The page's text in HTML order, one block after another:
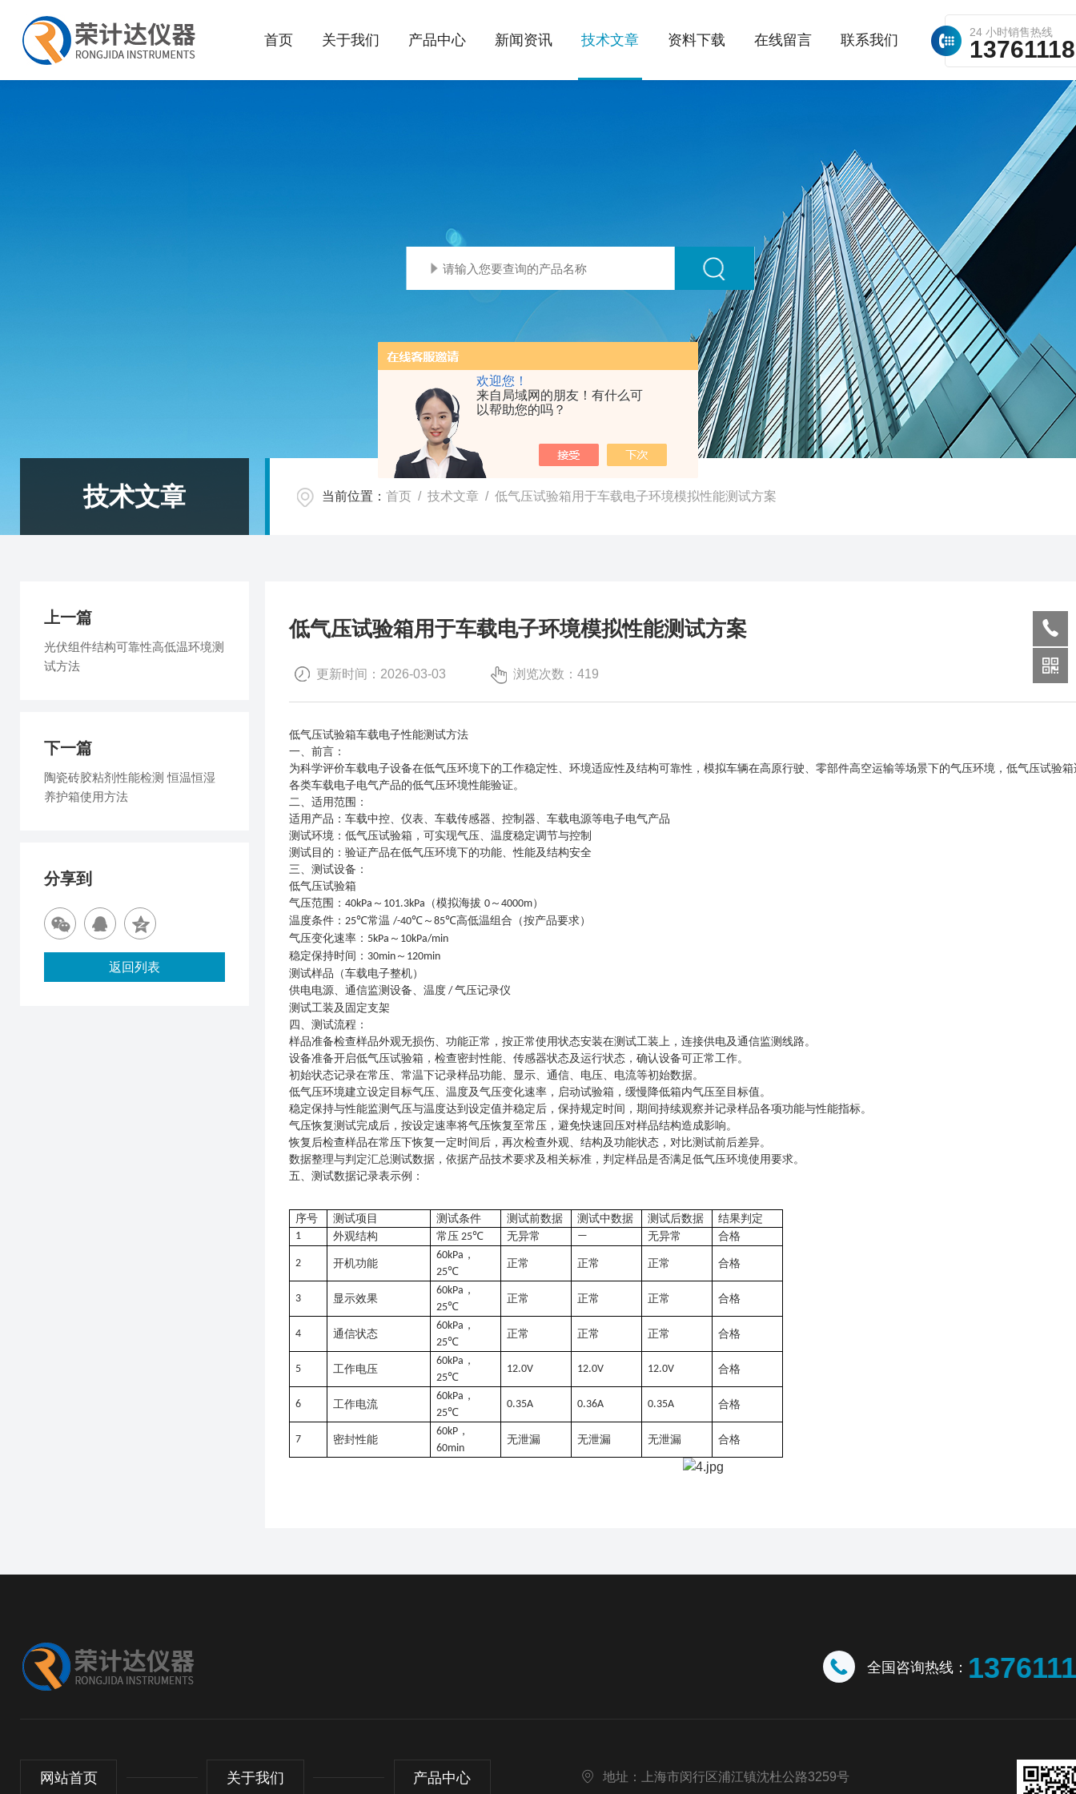
欢迎您！
来自局域网的朋友！有什么可
以帮助您的吗？
24 小时销售热线
首页 关于我们 产品中心 新闻资讯 技术文章 资料下载 在线留言 联系我们
技术文章 当前位置： 首页 / 技术文章 / 低气压试验箱用于车载电子环境模拟性能测试方案
低气压试验箱用于车载电子环境模拟性能测试方案
更新时间：2026-03-03 浏览次数：419
低气压试验箱车载电子性能测试方法
一、 前言 ：
为科学评价车载电子设备在低气压环境下的工作稳定性、环境适应性及结构可靠性，模拟车辆在高原行驶、零部件高空运输等场景下的气压环境， 低气压试验箱
各类车载电子电气产品的低气压环境性能验证。
二、适用范围 ：
适用产品：车载中控、仪表、车载传感器、控制器、车载电源等电子电气产品
测试环境：低气压试验箱，可实现气压、温度稳定调节与控制
测试目的：验证产品在低气压环境下的功能、性能及结构安全
三、测试设备 ：
低气压试验箱
气压范围： 40kPa ～ 101.3kPa （模拟海拔 0 ～ 4000m）
温度条件： 25℃常温 /-40℃ ～ 85℃高低温组合（按产品要求）
气压变化速率： 5kPa ～ 10kPa/min
稳定保持时间： 30min ～ 120min
测试样品（车载电子整机）
供电电源、通信监测设备、温度 / 气压记录仪
测试工装及固定支架
四、测试流程 ：
样品准备检查样品外观无损伤、功能正常，按正常使用状态安装在测试工装上，连接供电及通信监测线路。
设备准备开启低气压试验箱，检查密封性能、传感器状态及运行状态，确认设备可正常工作。
初始状态记录在常压、常温下记录样品功能、显示、通信、电压、电流等初始数据。
低气压环境建立设定目标气压、温度及气压变化速率，启动试验箱，缓慢降低箱内气压至目标值。
稳定保持与性能监测 气压与温度达到设定值并稳定后，保持规定时间，期间持续观察并记录样品各项功能与性能指标。
气压恢复测试完成后，按设定速率将气压恢复至常压，避免快速回压对样品结构造成影响。
恢复后检查样品在常压下恢复一定时间后，再次检查外观、结构及功能状态，对比测试前后差异。
数据整理与判定汇总测试数据，依据产品技术要求及相关标准，判定样品是否满足低气压环境使用要求。
五、测试数据记录表示例：
序号 测试项目 测试条件 测试前数据 测试中数据 测试后数据
结果判定
1
外观结构 常压 25℃ 无异常 — 无异常 合格
2 开机功能
60kPa ，
25℃
正常 正常 正常 合格
3 显示效果
60kPa ，
25℃
正常 正常 正常 合格
4 通信状态
60kPa ，
25℃
正常 正常 正常 合格
5 工作电压
60kPa ，
25℃
12.0V 12.0V 12.0V 合格
6 工作电流
60kPa ，
25℃
0.35A 0.36A 0.35A 合格
7 密封性能
60kP ，
60min
无泄漏 无泄漏 无泄漏 合格
上一篇
光伏组件结构可靠性高低温环境测
试方法
下一篇
陶瓷砖胶粘剂性能检测 恒温恒湿
养护箱使用方法
分享到
返回列表
全国咨询热线：
网站首页 关于我们 产品中心 地址：上海市闵行区浦江镇沈杜公路3259号